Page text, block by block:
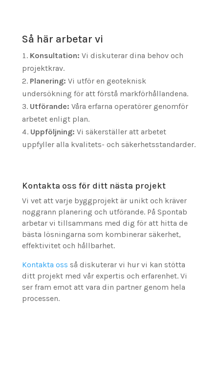
Så här arbetar vi
Konsultation: Vi diskuterar dina behov och
projektkrav.
Planering: Vi utför en geoteknisk
undersökning för att förstå markförhållandena.
Utförande: Våra erfarna operatörer genomför
arbetet enligt plan.
Uppföljning: Vi säkerställer att arbetet
uppfyller alla kvalitets- och säkerhetsstandarder.
Kontakta oss för ditt nästa projekt
Vi vet att varje byggprojekt är unikt och kräver
noggrann planering och utförande. På Spontab
arbetar vi tillsammans med dig för att hitta de
bästa lösningarna som kombinerar säkerhet,
effektivitet och hållbarhet.
Kontakta oss så diskuterar vi hur vi kan stötta
ditt projekt med vår expertis och erfarenhet. Vi
ser fram emot att vara din partner genom hela
processen.